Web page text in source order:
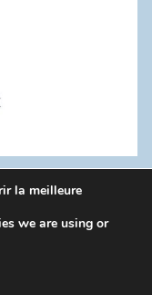
ThemeZee.
la meilleure
we are using or